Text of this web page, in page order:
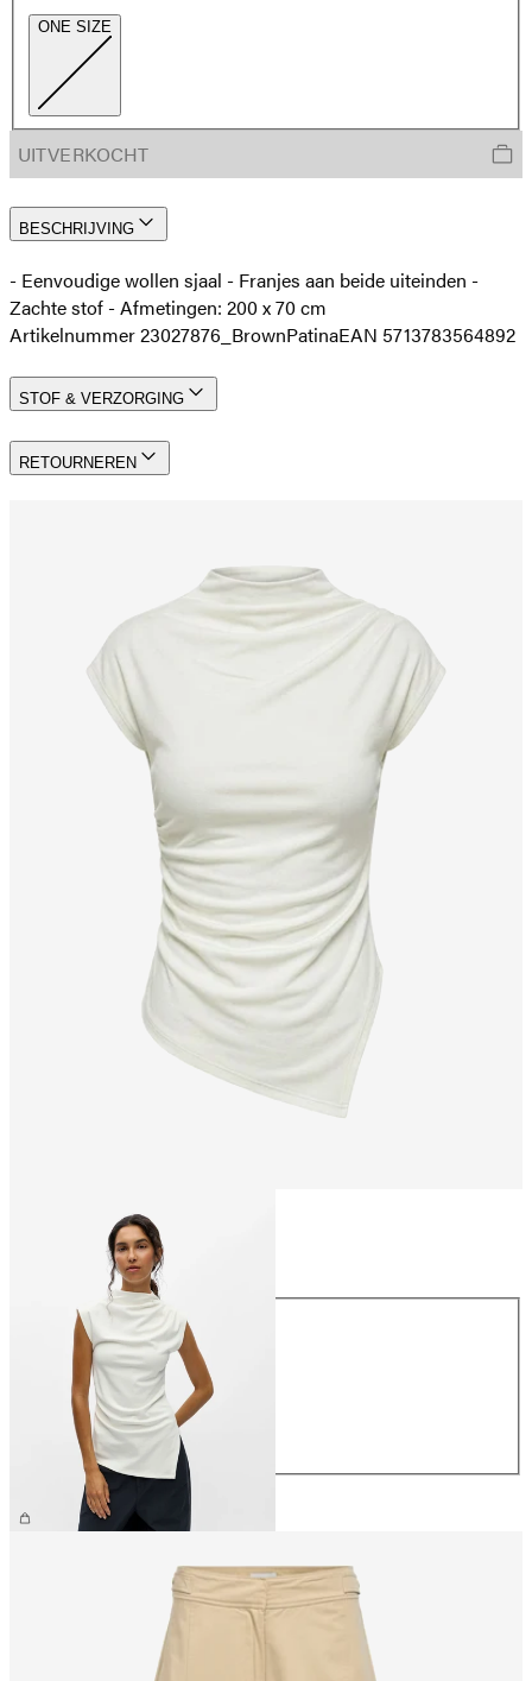
ONE SIZE
UITVERKOCHT
BESCHRIJVING
- Eenvoudige wollen sjaal - Franjes aan beide uiteinden -
Zachte stof - Afmetingen: 200 x 70 cm
Artikelnummer 23027876_BrownPatinaEAN 5713783564892
STOF & VERZORGING
RETOURNEREN